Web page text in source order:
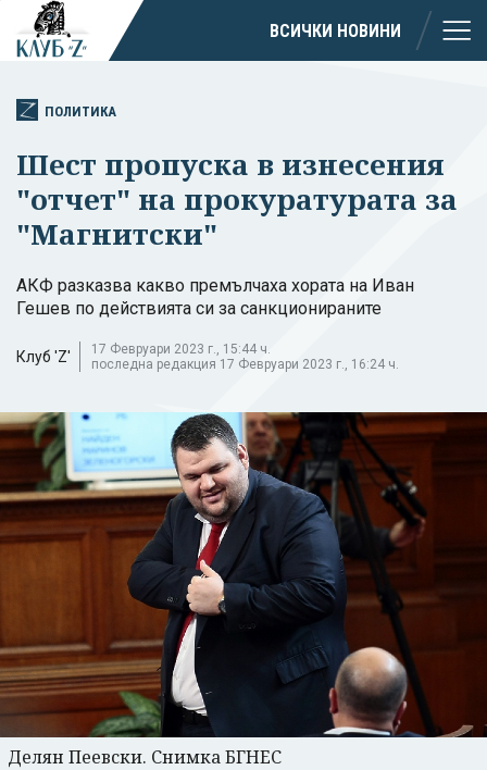
ВСИЧКИ НОВИНИ
ПОЛИТИКА
Шест пропуска в изнесения
"отчет" на прокуратурата за
"Магнитски"
АКФ разказва какво премълчаха хората на Иван
Гешев по действията си за санкционираните
Клуб 'Z'
17 Февруари 2023 г., 15:44 ч.
последна редакция 17 Февруари 2023 г., 16:24 ч.
Делян Пеевски. Снимка БГНЕС